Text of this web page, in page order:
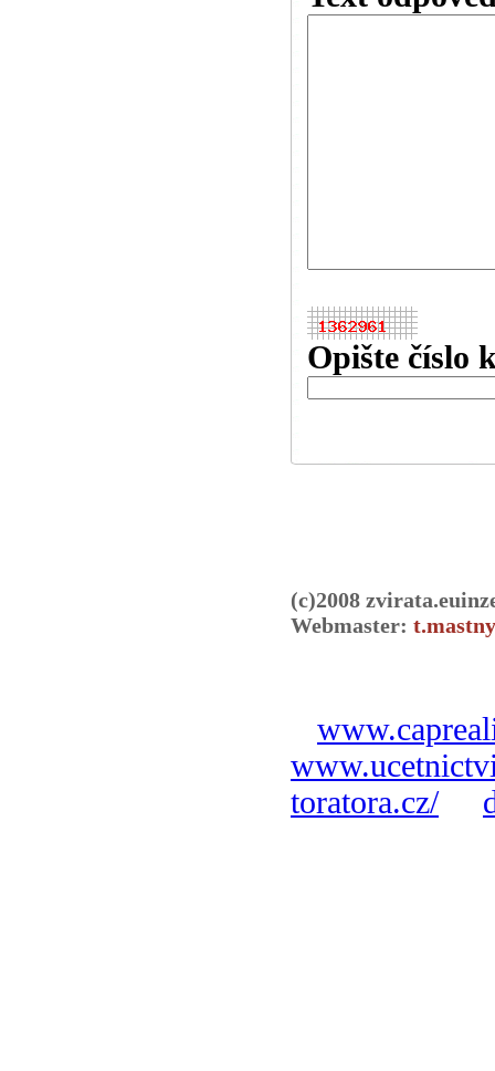
Opište číslo
(c)2008
Webmaster:
toratora.cz/